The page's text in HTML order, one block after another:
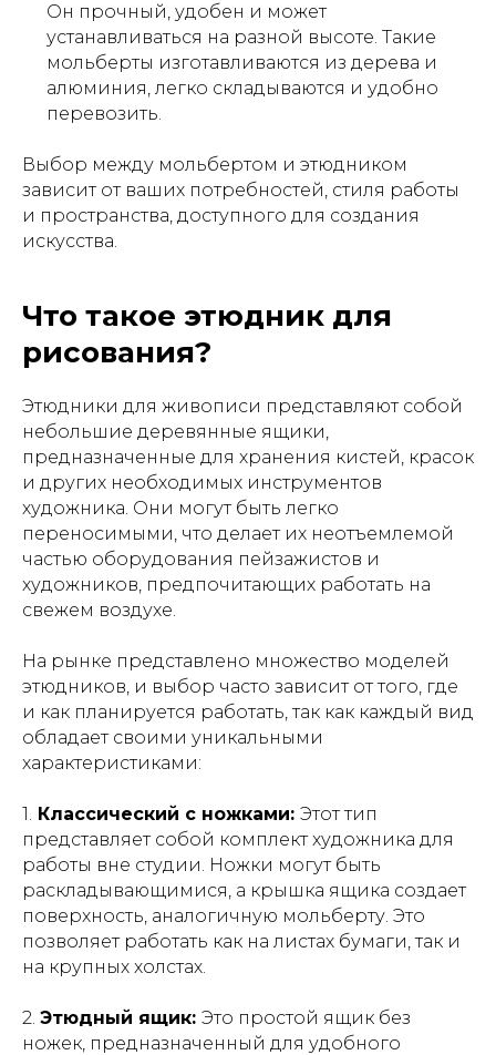
Он прочный, удобен и может
устанавливаться на разной высоте. Такие
мольберты изготавливаются из дерева и
алюминия, легко складываются и удобно
перевозить.
Выбор между мольбертом и этюдником
зависит от ваших потребностей, стиля работы
и пространства, доступного для создания
искусства.
Что такое этюдник для
рисования?
Этюдники для живописи представляют собой
небольшие деревянные ящики,
предназначенные для хранения кистей, красок
и других необходимых инструментов
художника. Они могут быть легко
переносимыми, что делает их неотъемлемой
частью оборудования пейзажистов и
художников, предпочитающих работать на
свежем воздухе.
На рынке представлено множество моделей
этюдников, и выбор часто зависит от того, где
и как планируется работать, так как каждый вид
обладает своими уникальными
характеристиками:
1. Классический с ножками: Этот тип
представляет собой комплект художника для
работы вне студии. Ножки могут быть
раскладывающимися, а крышка ящика создает
поверхность, аналогичную мольберту. Это
позволяет работать как на листах бумаги, так и
на крупных холстах.
2. Этюдный ящик: Это простой ящик без
ножек, предназначенный для удобного